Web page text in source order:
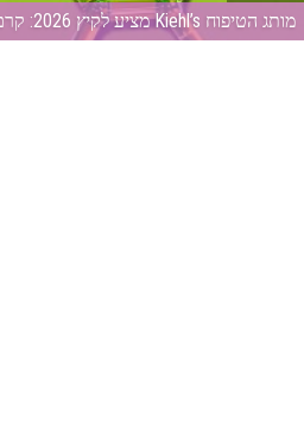
מותג הטיפוח Kiehl’s מציע לקיץ 2026: קרם עיניים אבוקדו